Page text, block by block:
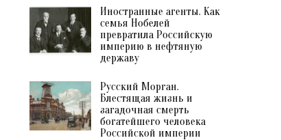
Иностранные агенты. Как
семья Нобелей
превратила Российскую
империю в нефтяную
державу
Русский Морган.
Блестящая жизнь и
загадочная смерть
богатейшего человека
Российской империи